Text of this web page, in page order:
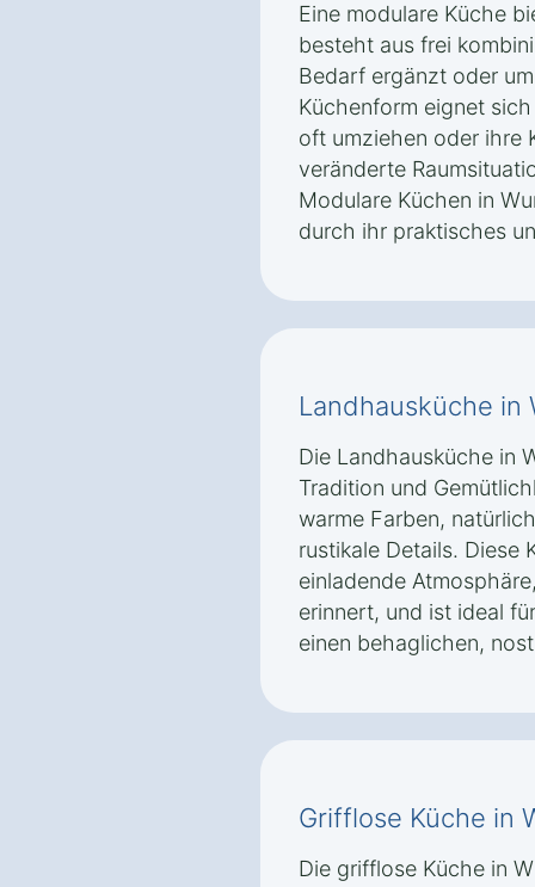
Eine modulare Küche
besteht aus frei
Bedarf ergänzt oder
Küchenform eignet
oft umziehen oder ihre
veränderte
Modulare Küchen in
durch ihr praktisches
Landhausküche in
Die Landhausküche in
Tradition und
warme Farben,
rustikale Details. Diese
einladende
erinnert, und ist ideal
einen behaglichen,
Grifflose Küche in
Die grifflose Küche in